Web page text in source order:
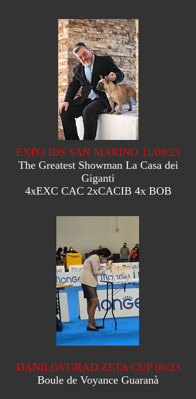
EXPO IDS SAN MARINO 11/09/23
The Greatest Showman La Casa dei
Giganti
4xEXC CAC 2xCACIB 4x BOB
DANILOVGRAD ZETA CUP 06/23
Boule de Voyance Guaranà